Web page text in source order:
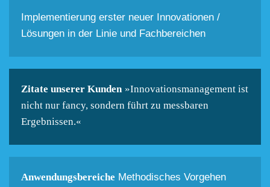
Implementierung erster neuer Innovationen /
Lösungen in der Linie und Fachbereichen
Zitate unserer Kunden »Innovationsmanagement ist
nicht nur fancy, sondern führt zu messbaren
Ergebnissen.«
Anwendungsbereiche Methodisches Vorgehen